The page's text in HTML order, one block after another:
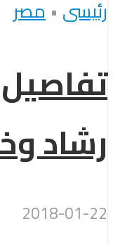
رئيسى •مصر
رشاد
2018-01-22